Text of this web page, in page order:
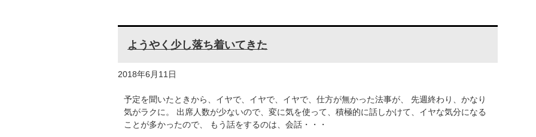
ようやく少し落ち着いてきた
2018年6月11日
予定を聞いたときから、イヤで、イヤで、イヤで、仕方が無かった法事が、 先週終わり、かなり
気がラクに。 出席人数が少ないので、変に気を使って、積極的に話しかけて、イヤな気分になる
ことが多かったので、 もう話をするのは、会話・・・